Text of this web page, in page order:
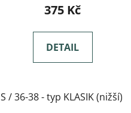
M / 39-41- typ KOTNÍČKOVÉ
375 Kč
DETAIL
S / 36-38 - typ KLASIK (nižší)